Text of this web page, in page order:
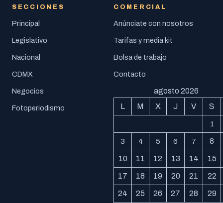
SECCIONES
Principal
Legislativo
Nacional
CDMX
Negocios
Fotoperiodismo
COMERCIAL
Anúnciate con nosotros
Tarifas y media kit
Bolsa de trabajo
Contacto
agosto 2026
L
M X J V S
1
3 4 5 6 7 8
10 11 12 13 14 15
17 18 19 20 21 22
24 25 26 27 28 29